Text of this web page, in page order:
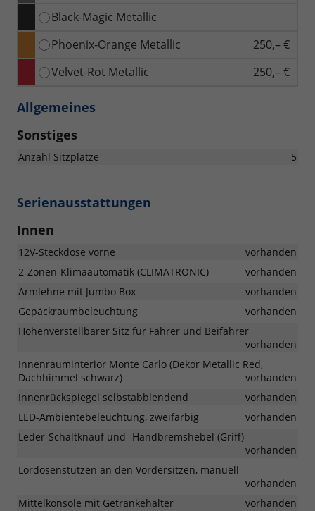
Black-Magic Metallic
Phoenix-Orange Metallic
250,– €
Velvet-Rot Metallic
250,– €
Allgemeines
Sonstiges
Anzahl Sitzplätze 5
Serienausstattungen
Innen
12V-Steckdose vorne
vorhanden
2-Zonen-Klimaautomatik (CLIMATRONIC)
vorhanden
Armlehne mit Jumbo Box
vorhanden
Gepäckraumbeleuchtung
vorhanden
Höhenverstellbarer Sitz für Fahrer und Beifahrer
vorhanden
Innenrauminterior Monte Carlo (Dekor Metallic Red,
Dachhimmel schwarz)
vorhanden
Innenrückspiegel selbstabblendend
vorhanden
LED-Ambientebeleuchtung, zweifarbig
vorhanden
Leder-Schaltknauf und -Handbremshebel (Griff)
vorhanden
Lordosenstützen an den Vordersitzen, manuell
vorhanden
Mittelkonsole mit Getränkehalter
vorhanden